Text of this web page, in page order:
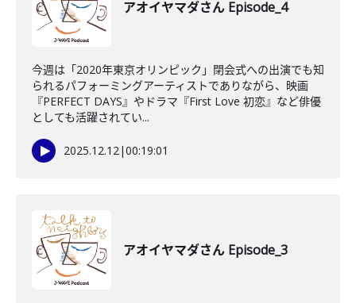
アオイヤマダさん Episode_4
今週は「2020年東京オリンピック」閉会式への出演でも知
られるパフォーミングアーティストでありながら、映画
『PERFECT DAYS』やドラマ『First Love 初恋』など俳優
としても活躍されてい...
2025.12.12|00:19:01
アオイヤマダさん Episode_3